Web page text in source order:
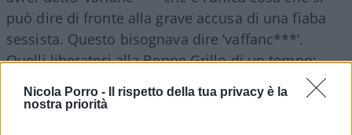
Nicola Porro -
Il rispetto della tua privacy è la
nostra priorità
può dire di fronte alla grave accusa di una fiaba
sessista. Questo bisognava dire ‘vaffanc***’.
Quelli liberatori alla Beppe Grillo di un tempo: